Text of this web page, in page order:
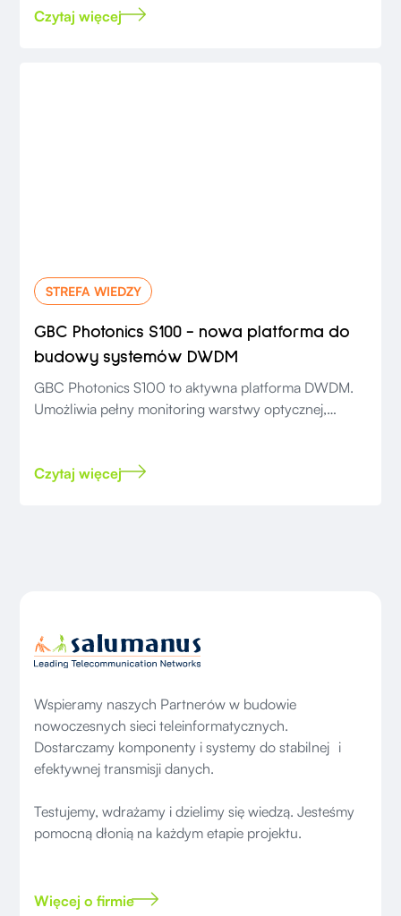
Czytaj więcej
STREFA WIEDZY
GBC Photonics S100 - nowa platforma do
budowy systemów DWDM
GBC Photonics S100 to aktywna platforma DWDM.
Umożliwia pełny monitoring warstwy optycznej,
rozbudowę bez wymiany infrastruktury.
Czytaj więcej
Wspieramy naszych Partnerów w budowie
nowoczesnych sieci teleinformatycznych.
Dostarczamy komponenty i systemy do stabilnej i
efektywnej transmisji danych.
Testujemy, wdrażamy i dzielimy się wiedzą. Jesteśmy
pomocną dłonią na każdym etapie projektu.
Więcej o firmie